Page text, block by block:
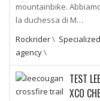
mountainbike.
la duchessa di M…
Rockrider\ Specialized
agency\
TEST
XCO